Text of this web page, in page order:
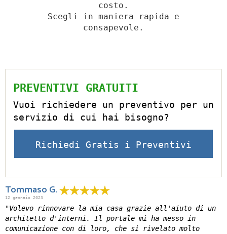
costo.
Scegli in maniera rapida e
consapevole.
PREVENTIVI GRATUITI
Vuoi richiedere un preventivo per un
servizio di cui hai bisogno?
Richiedi Gratis i Preventivi
Tommaso G.
12 gennaio 2023
"Volevo rinnovare la mia casa grazie all'aiuto di un
architetto d'interni. Il portale mi ha messo in
comunicazione con di loro, che si rivelato molto